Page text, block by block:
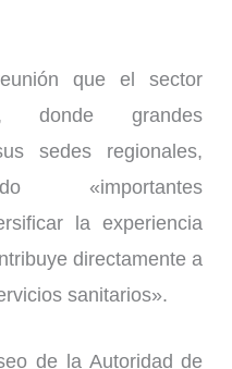
que el sector
donde grandes
sedes regionales,
«importantes
la experiencia
directamente a
sanitarios».
de la Autoridad de